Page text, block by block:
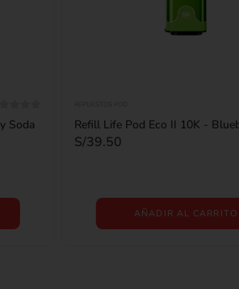
Soda Refill Life Pod Eco II 10K -
S/39.50
AÑADIR AL CARRITO